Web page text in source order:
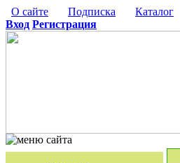
О сайте Подписка Каталог
Вход Регистрация